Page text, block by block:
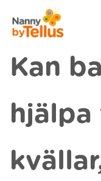
Nanny by Tellus
Kan